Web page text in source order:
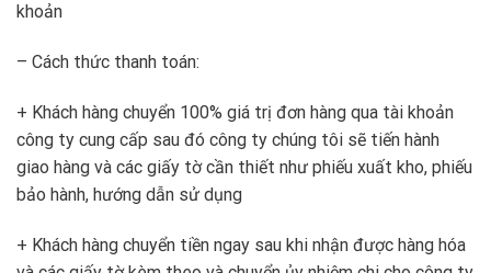
khoản
– Cách thức thanh toán:
+ Khách hàng chuyển 100% giá trị đơn hàng qua tài khoản
công ty cung cấp sau đó công ty chúng tôi sẽ tiến hành
giao hàng và các giấy tờ cần thiết như phiếu xuất kho, phiếu
bảo hành, hướng dẫn sử dụng
+ Khách hàng chuyển tiền ngay sau khi nhận được hàng hóa